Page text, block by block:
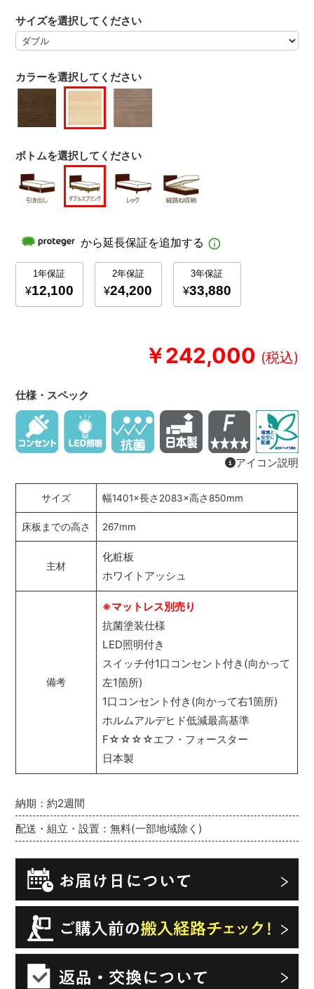
￥242,000
納期：約2週間
配送・組立・設置：無料(一部地域除く)
カラーを選択してください
サイズを選択してください
ボトムを選択してください
仕様・スペック
アイコン説明
サイズ 幅1401×長さ2083×高さ850mm
床板までの高さ 267mm
主材
化粧板
ホワイトアッシュ
備考
※マットレス別売り
抗菌塗装仕様
LED照明付き
スイッチ付1口コンセント付き(向かって
左1箇所)
1口コンセント付き(向かって右1箇所)
ホルムアルデヒド低減最高基準
F☆☆☆☆エフ・フォースター
日本製